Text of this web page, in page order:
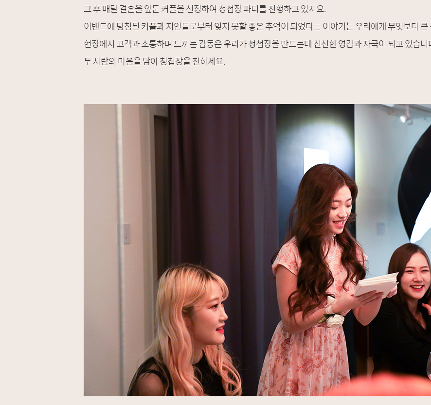
그 후 매달 결혼을 앞둔 커플을 선정하여 청첩장 파티를 진행하고 있지요.
이벤트에 당첨된 커플과 지인들로부터 잊지 못할 좋은 추억이 되었다는 이야기는 우리에게 무엇보다
현장에서 고객과 소통하며 느끼는 감동은 우리가 청첩장을 만드는데 신선한 영감과 자극이 되고 있습니
두 사람의 마음을 담아 청첩장을 전하세요.